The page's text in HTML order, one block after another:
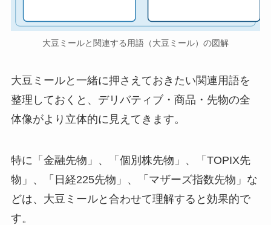
大豆ミールと関連する用語（大豆ミール）の図解
大豆ミールと一緒に押さえておきたい関連用語を
整理しておくと、デリバティブ・商品・先物の全
体像がより立体的に見えてきます。
特に「金融先物」、「個別株先物」、「TOPIX先
物」、「日経225先物」、「マザーズ指数先物」な
どは、大豆ミールと合わせて理解すると効果的で
す。